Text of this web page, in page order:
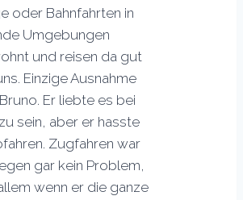
oder Bahnfahrten in
Umgebungen
und reisen da gut
Einzige Ausnahme
Er liebte es bei
sein, aber er hasste
Zugfahren war
gar kein Problem,
wenn er die ganze